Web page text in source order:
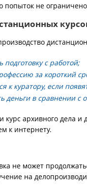
попыток не
подготовку с работой;
за короткий
к куратору, если
деньги в сравнении с
курс архивного дела
к интернету.
не может
на